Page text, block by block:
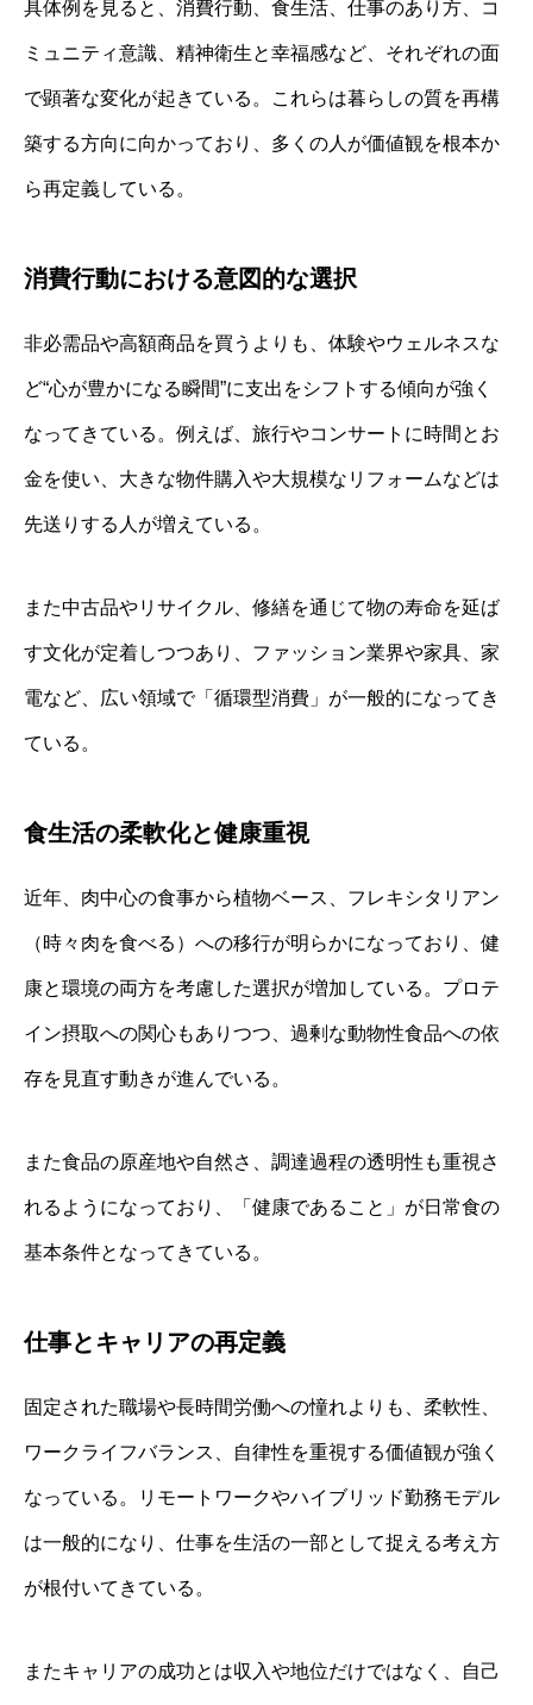
具体例を見ると、消費行動、食生活、仕事のあり方、コ
ミュニティ意識、精神衛生と幸福感など、それぞれの面
で顕著な変化が起きている。これらは暮らしの質を再構
築する方向に向かっており、多くの人が価値観を根本か
ら再定義している。
消費行動における意図的な選択
非必需品や高額商品を買うよりも、体験やウェルネスな
ど“心が豊かになる瞬間”に支出をシフトする傾向が強く
なってきている。例えば、旅行やコンサートに時間とお
金を使い、大きな物件購入や大規模なリフォームなどは
先送りする人が増えている。
また中古品やリサイクル、修繕を通じて物の寿命を延ば
す文化が定着しつつあり、ファッション業界や家具、家
電など、広い領域で「循環型消費」が一般的になってき
ている。
食生活の柔軟化と健康重視
近年、肉中心の食事から植物ベース、フレキシタリアン
（時々肉を食べる）への移行が明らかになっており、健
康と環境の両方を考慮した選択が増加している。プロテ
イン摂取への関心もありつつ、過剰な動物性食品への依
存を見直す動きが進んでいる。
また食品の原産地や自然さ、調達過程の透明性も重視さ
れるようになっており、「健康であること」が日常食の
基本条件となってきている。
仕事とキャリアの再定義
固定された職場や長時間労働への憧れよりも、柔軟性、
ワークライフバランス、自律性を重視する価値観が強く
なっている。リモートワークやハイブリッド勤務モデル
は一般的になり、仕事を生活の一部として捉える考え方
が根付いてきている。
またキャリアの成功とは収入や地位だけではなく、自己